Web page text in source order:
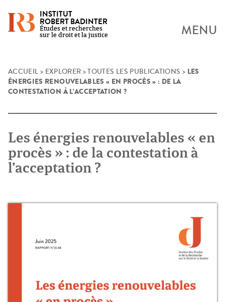
Skip
content
INSTITUT
ROBERT BADINTER
Études et recherches
sur le droit et la justice
MENU
ACCUEIL > EXPLORER >TOUTES LES PUBLICATIONS > LES
ÉNERGIES RENOUVELABLES « EN PROCÈS » : DE LA
CONTESTATION À L’ACCEPTATION ?
Les énergies renouvelables « en
procès » : de la contestation à
l’acceptation ?